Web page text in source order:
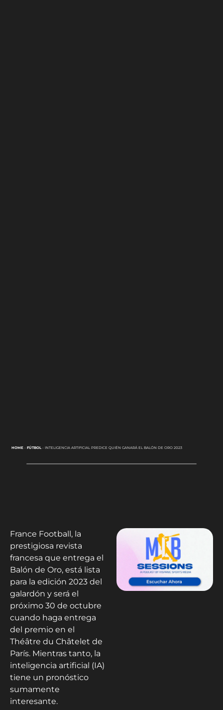
HOME- FÚTBOL- INTELIGENCIA ARTIFICIAL PREDICE QUIÉN GANARÁ EL BALÓN DE ORO 2023
France Football, la
prestigiosa revista
francesa que entrega el
Balón de Oro, está lista
para la edición 2023 del
galardón y será el
próximo 30 de octubre
cuando haga entrega
del premio en el
Théâtre du Châtelet de
París. Mientras tanto, la
inteligencia artificial (IA)
tiene un pronóstico
sumamente
interesante.